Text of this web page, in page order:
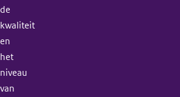
de
kwaliteit
en
het
niveau
van